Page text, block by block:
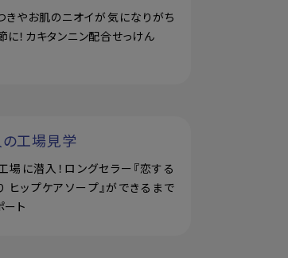
きやお肌のニオイが気になりがち
に！カキタンニン配合せっけん
工場見学
場に潜入！ロングセラー『恋する
ヒップケアソープ』ができるまで
ート